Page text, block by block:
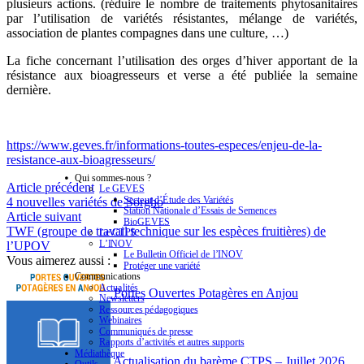
plusieurs actions. (réduire le nombre de traitements phytosanitaires
par l’utilisation de variétés résistantes, mélange de variétés,
association de plantes compagnes dans une culture, …)
La fiche concernant l’utilisation des orges d’hiver apportant de la
résistance auxbioagresseurs et verse a été publiée la semaine
dernière.
https://www.geves.fr/informations-toutes-especes/enjeu-de-la-
resistance-aux-bioagresseurs/
Article précédent
4 nouvelles variétés de Sorgho
Article suivant
TWF (groupe de travail technique sur les espèces fruitières) de
l’UPOV
Vous aimerez aussi :
Portes Ouvertes Potagères en Anjou
Actualisation du barème CTPS – Juillet 2026
Qui sommes-nous ?
Le GEVES
Secteur d’Étude des Variétés
Station Nationale d’Essais de Semences
BioGEVES
Le CTPS
L’INOV
Le Bulletin Officiel de l’INOV
Protéger une variété
Communications
Actualités
Newsletters
Ressources pédagogiques
Webinaires
Communiqués de presse
Rapports d’activités et autres supports
Médiathèque